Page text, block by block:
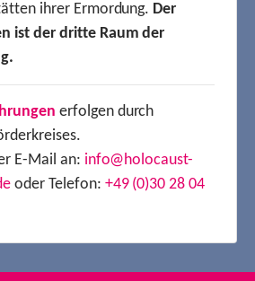
ihrer Ermordung. Der
ist der dritte Raum der
erfolgen durch
E-Mail an: info@holocaust-
oder Telefon: +49 (0)30 28 04